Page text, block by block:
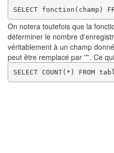
SELECT fonction(champ)
On notera toutefois que la
déterminer le nombre
véritablement à un champ
peut être remplacé par '*'. Ce
SELECT COUNT(*) FROM